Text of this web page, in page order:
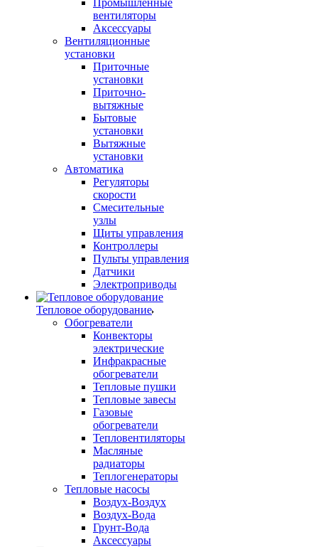
Промышленные
вентиляторы
Аксессуары
Вентиляционные
установки
Приточные
установки
Приточно-
вытяжные
Бытовые
установки
Вытяжные
установки
Автоматика
Регуляторы
скорости
Смесительные
узлы
Щиты управления
Контроллеры
Пульты управления
Датчики
Электроприводы
Тепловое оборудование
Обогреватели
Конвекторы
электрические
Инфракрасные
обогреватели
Тепловые пушки
Тепловые завесы
Газовые
обогреватели
Тепловентиляторы
Масляные
радиаторы
Теплогенераторы
Тепловые насосы
Воздух-Воздух
Воздух-Вода
Грунт-Вода
Аксессуары